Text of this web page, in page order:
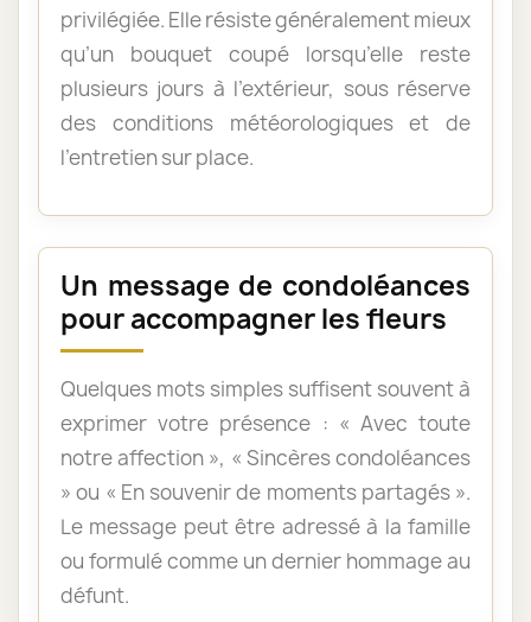
privilégiée. Elle résiste généralement mieux
qu’un bouquet coupé lorsqu’elle reste
plusieurs jours à l’extérieur, sous réserve
des conditions météorologiques et de
l’entretien sur place.
Un message de condoléances
pour accompagner les fleurs
Quelques mots simples suffisent souvent à
exprimer votre présence : « Avec toute
notre affection », « Sincères condoléances
» ou « En souvenir de moments partagés ».
Le message peut être adressé à la famille
ou formulé comme un dernier hommage au
défunt.